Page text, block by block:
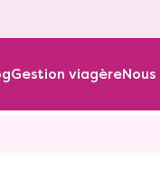
Gestion viagère